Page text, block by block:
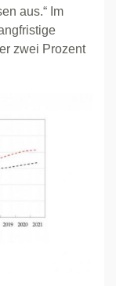
aus.“ Im
zwei Prozent